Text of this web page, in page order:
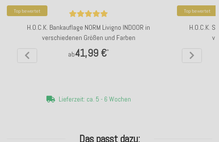
Top bewertet
H.O.C.K. Bankauflage NORM Livigno INDOOR in
verschiedenen Größen und Farben
ab41,99 €*
Lieferzeit: ca. 5 - 6 Wochen
Top bewertet
H.O.C.K.
Das passt dazu: